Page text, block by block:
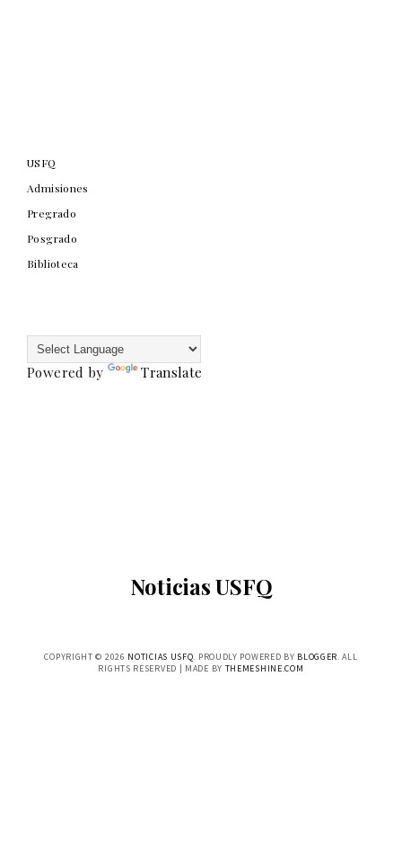
USFQ
Admisiones
Pregrado
Posgrado
Biblioteca
Powered by Translate
Noticias USFQ
COPYRIGHT © 2026 NOTICIAS USFQ. PROUDLY POWERED BY BLOGGER. ALL
RIGHTS RESERVED | MADE BY THEMESHINE.COM